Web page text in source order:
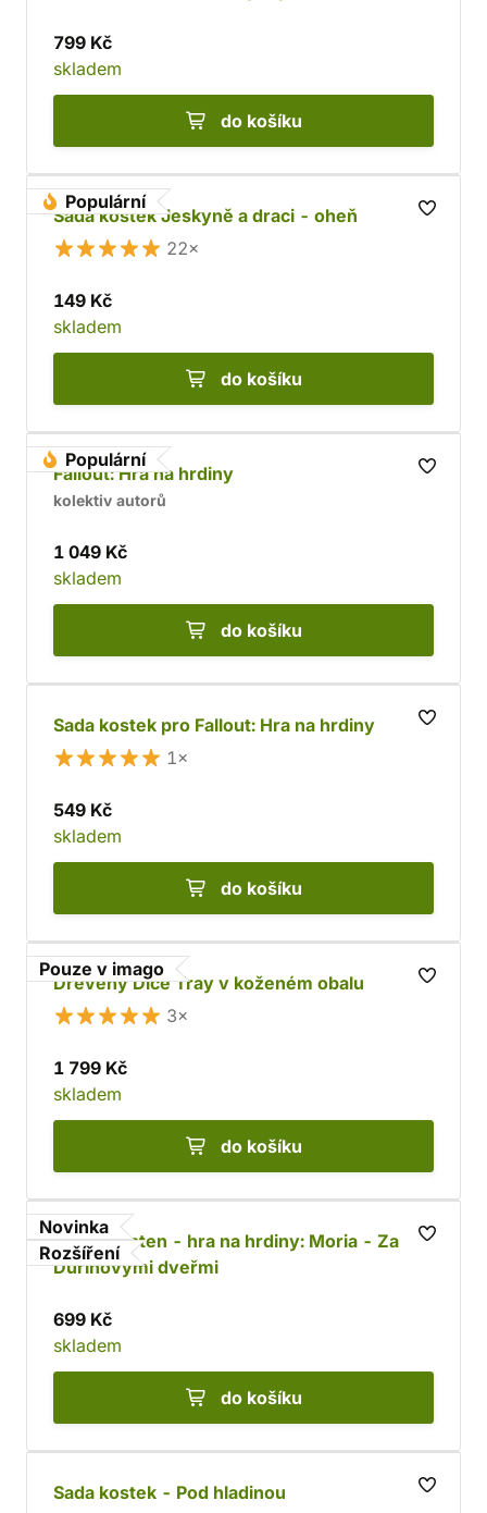
799 Kč
skladem
do košíku
Populární
Sada kostek Jeskyně a draci - oheň
22×
149 Kč
skladem
do košíku
Populární
Fallout: Hra na hrdiny
kolektiv autorů
1 049 Kč
skladem
do košíku
Sada kostek pro Fallout: Hra na hrdiny
1×
549 Kč
skladem
do košíku
Pouze v imago
Dřevěný Dice Tray v koženém obalu
3×
1 799 Kč
skladem
do košíku
Novinka
Rozšíření
Jeden prsten - hra na hrdiny: Moria - Za
Durinovými dveřmi
699 Kč
skladem
do košíku
Sada kostek - Pod hladinou